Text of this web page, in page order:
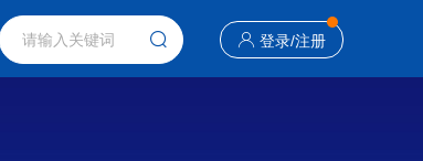
登录/注册